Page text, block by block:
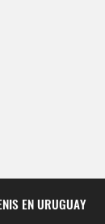
EN URUGUAY